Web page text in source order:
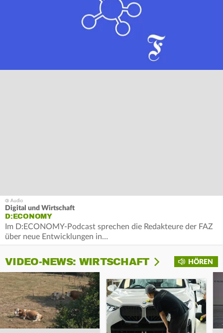
Digital und Wirtschaft
D:ECONOMY
Im D:ECONOMY-Podcast sprechen die Redakteure der FAZ
über neue Entwicklungen in…
HÖREN
VIDEO-NEWS: WIRTSCHAFT